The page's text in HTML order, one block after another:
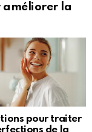
améliorer la
pour traiter